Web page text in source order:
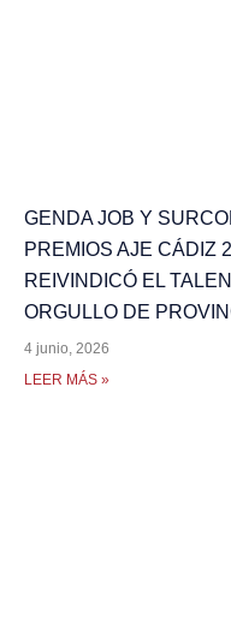
GENDA JOB Y
PREMIOS AJE CÁDIZ
REIVINDICÓ EL
ORGULLO DE
4 junio, 2026
LEER MÁS »